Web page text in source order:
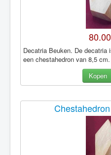
Decatria Beuken. De
een chestahedron van 8,5 cm.
Kopen